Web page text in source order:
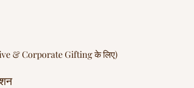
& Corporate Gifting के लिए)